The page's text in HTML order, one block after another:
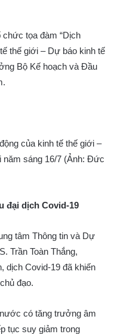
tọa đàm “Dịch
thế giới – Dự báo kinh tế
Bộ Kế hoạch và Đầu
của kinh tế thế giới –
năm sáng 16/7 (Ảnh: Đức
đại dịch Covid-19
tâm Thông tin và Dự
Trần Toàn Thắng,
dịch Covid-19 đã khiến
đạo.
có tăng trưởng âm
tục suy giảm trong